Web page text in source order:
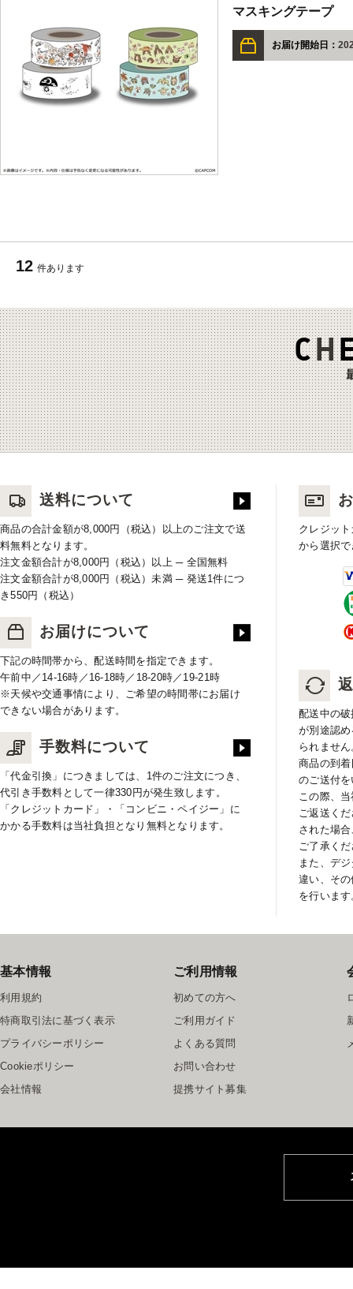
マスキングテープ
お届け開始日：
12 件あります
送料について
商品の合計金額が8,000円（税込）以上のご注文で送
料無料となります。
注文金額合計が8,000円（税込）以上 ─ 全国無料
注文金額合計が8,000円（税込）未満 ─ 発送1件につ
き550円（税込）
お届けについて
下記の時間帯から、配送時間を指定できます。
午前中／14-16時／16-18時／18-20時／19-21時
※天候や交通事情により、ご希望の時間帯にお届け
できない場合があります。
手数料について
「代金引換」につきましては、1件のご注文につき、
代引き手数料として一律330円が発生致します。
「クレジットカード」・「コンビニ・ペイジー」に
かかる手数料は当社負担となり無料となります。
クレジッ
から選択
配送中の
が別途認
られません
商品の到
のご送付
この際、
ご返送く
された場
ご了承く
また、デ
違い、そ
を行います
基本情報
利用規約
特商取引法に基づく表示
プライバシーポリシー
Cookieポリシー
会社情報
ご利用情報
初めての方へ
ご利用ガイド
よくある質問
お問い合わせ
提携サイト募集